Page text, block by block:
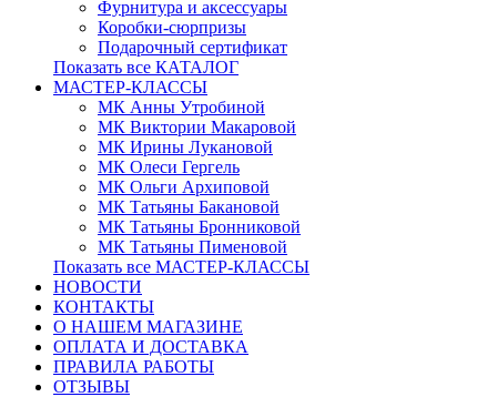
Фурнитура и аксессуары
Коробки-сюрпризы
Подарочный сертификат
Показать все КАТАЛОГ
МАСТЕР-КЛАССЫ
МК Анны Утробиной
МК Виктории Макаровой
МК Ирины Лукановой
МК Олеси Гергель
МК Ольги Архиповой
МК Татьяны Бакановой
МК Татьяны Бронниковой
МК Татьяны Пименовой
Показать все МАСТЕР-КЛАССЫ
НОВОСТИ
КОНТАКТЫ
О НАШЕМ МАГАЗИНЕ
ОПЛАТА И ДОСТАВКА
ПРАВИЛА РАБОТЫ
ОТЗЫВЫ